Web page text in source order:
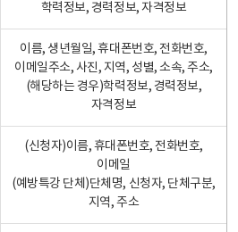
학력정보, 경력정보, 자격정보
이름, 생년월일, 휴대폰번호, 전화번호,
이메일주소, 사진, 지역, 성별, 소속, 주소,
(해당하는 경우)학력정보, 경력정보,
자격정보
(신청자)이름, 휴대폰번호, 전화번호,
이메일
(예방특강 단체)단체명, 신청자, 단체구분,
지역, 주소